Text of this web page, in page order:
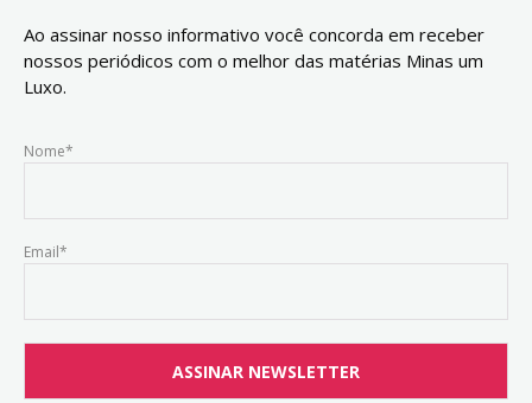
Ao assinar nosso informativo você concorda em receber
nossos periódicos com o melhor das matérias Minas um
Luxo.
Nome*
Email*